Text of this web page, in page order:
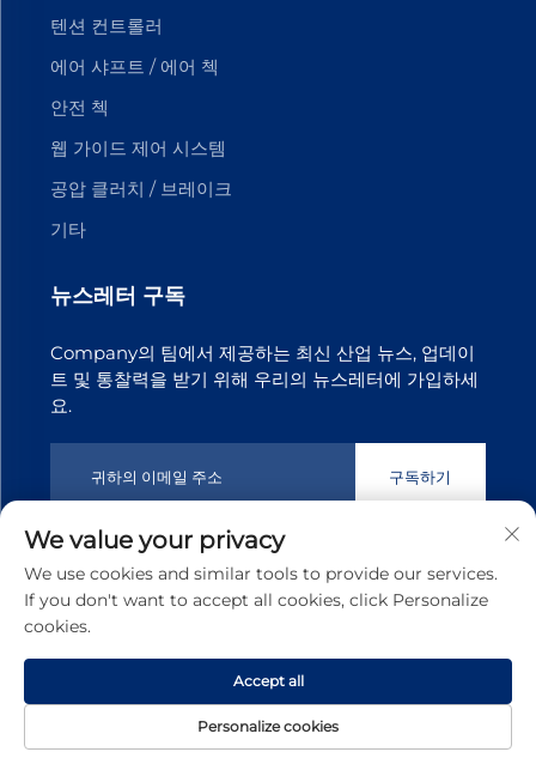
텐션 컨트롤러
에어 샤프트 / 에어 첵
안전 첵
웹 가이드 제어 시스템
공압 클러치 / 브레이크
기타
뉴스레터 구독
Company의 팀에서 제공하는 최신 산업 뉴스, 업데이
트 및 통찰력을 받기 위해 우리의 뉴스레터에 가입하세
요.
구독하기
Copyright © 2025 동관 톈지 트랜스미션 테크놀로지 주식회사. 판
권 소유
개인정보 처리방침
홈페이지 제품 소개 문의
We value your privacy
We use cookies and similar tools to provide our services.
If you don't want to accept all cookies, click Personalize
cookies.
Personalize cookies
Accept all